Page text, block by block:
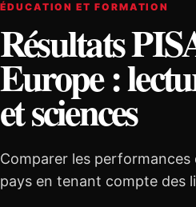
ÉDUCATION ET FORMATION
Résultats
Europe :
et sciences
Comparer les performances
pays en tenant compte des